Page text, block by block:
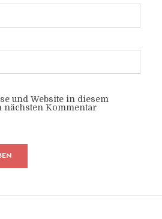
und Website in diesem
Kommentar